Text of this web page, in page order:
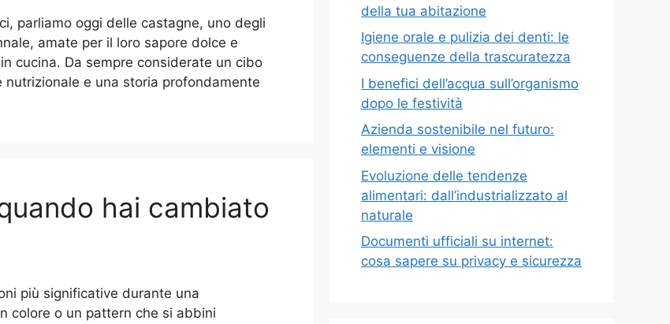
parliamo oggi delle castagne, uno degli
amate per il loro sapore dolce e
cucina. Da sempre considerate un cibo
nutrizionale e una storia profondamente
hai cambiato
più significative durante una
colore o un pattern che si abbini
della tua abitazione
Igiene orale e pulizia dei denti: le
conseguenze della trascuratezza
I benefici dell’acqua sull’organismo
dopo le festività
Azienda sostenibile nel futuro:
elementi e visione
Evoluzione delle tendenze
alimentari: dall’industrializzato al
naturale
Documenti ufficiali su internet:
cosa sapere su privacy e sicurezza